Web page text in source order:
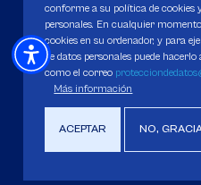
Política de Protección de datos
Derechos Pecuniarios
conforme a su política de cookies
personales. En cualquier
cookies en su ordenador, y para
de datos personales puede
como el correo
Más información
ACEPTAR NO,